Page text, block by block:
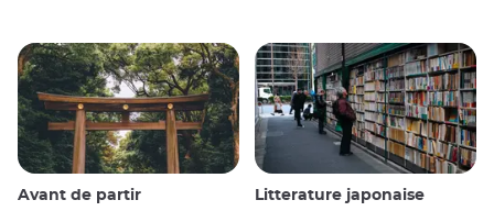
Avant de partir Litterature japonaise